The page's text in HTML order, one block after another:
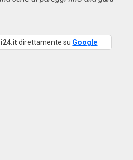
direttamente su Google